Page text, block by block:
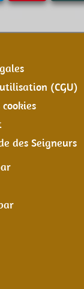
(CGU)
des Seigneurs